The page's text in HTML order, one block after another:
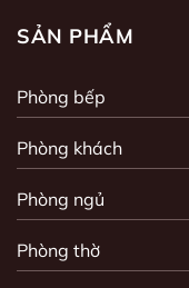
SẢN PHẨM
Phòng bếp
Phòng khách
Phòng ngủ
Phòng thờ